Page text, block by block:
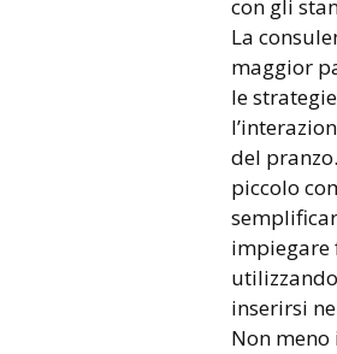
con gli
La
maggior
le
del
piccolo
impiegare
inserirsi
Non